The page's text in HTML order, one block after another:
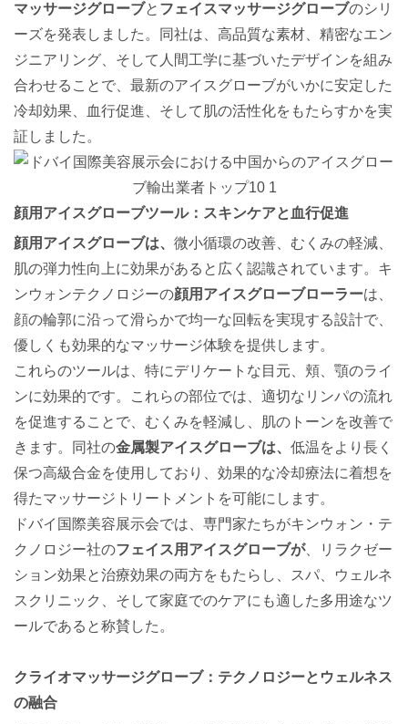
マッサージグローブと フェイスマッサージグローブのシリ
ーズを発表しました。同社は、高品質な素材、精密なエン
ジニアリング、そして人間工学に基づいたデザインを組み
合わせることで、最新のアイスグローブがいかに安定した
冷却効果、血行促進、そして肌の活性化をもたらすかを実
証しました。
顔用アイスグローブツール：スキンケアと血行促進
顔用アイスグローブは、 微小循環の改善、むくみの軽減、
肌の弾力性向上に効果があると広く認識されています。キ
ンウォンテクノロジーの顔用アイスグローブローラーは、
顔の輪郭に沿って滑らかで均一な回転を実現する設計で、
優しくも効果的なマッサージ体験を提供します。
これらのツールは、特にデリケートな目元、頬、顎のライ
ンに効果的です。これらの部位では、適切なリンパの流れ
を促進することで、むくみを軽減し、肌のトーンを改善で
きます。同社の金属製アイスグローブは、 低温をより長く
保つ高級合金を使用しており、効果的な冷却療法に着想を
得たマッサージトリートメントを可能にします。
ドバイ国際美容展示会では、専門家たちがキンウォン・テ
クノロジー社のフェイス用アイスグローブが、リラクゼー
ション効果と治療効果の両方をもたらし、スパ、ウェルネ
スクリニック、そして家庭でのケアにも適した多用途なツ
ールであると称賛した。
クライオマッサージグローブ：テクノロジーとウェルネス
の融合